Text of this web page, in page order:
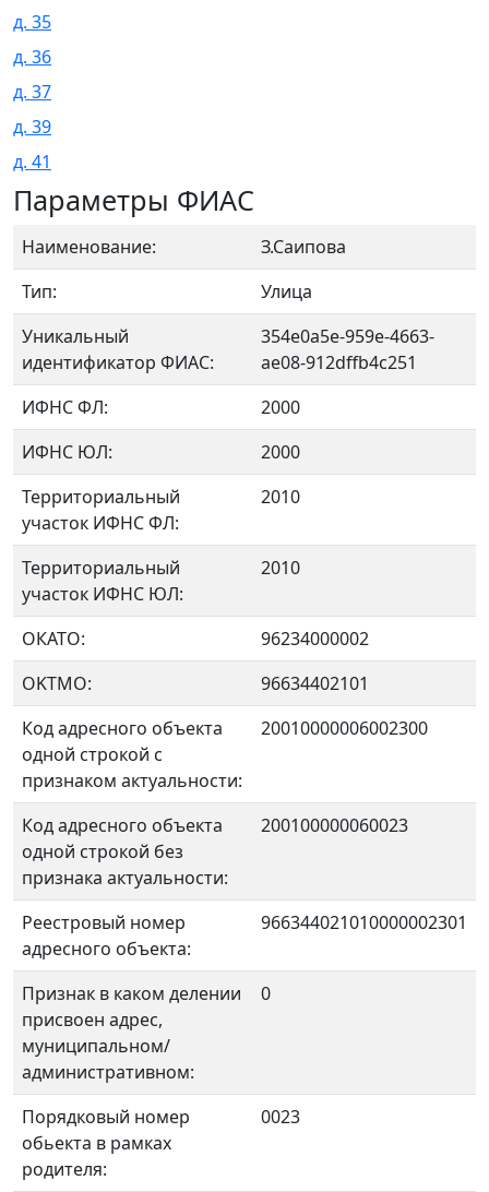
д. 35
д. 36
д. 37
д. 39
д. 41
Параметры ФИАС
Наименование:
З.Саипова
Тип:
Улица
Уникальный
идентификатор ФИАС:
354e0a5e-959e-4663-
ae08-912dffb4c251
ИФНС ФЛ:
2000
ИФНС ЮЛ:
2000
Территориальный
участок ИФНС ФЛ:
2010
Территориальный
участок ИФНС ЮЛ:
2010
ОКАТО:
96234000002
OKTMO:
96634402101
Код адресного объекта
одной строкой с
признаком актуальности:
20010000006002300
Код адресного объекта
одной строкой без
признака актуальности:
200100000060023
Реестровый номер
адресного объекта:
966344021010000002301
Признак в каком делении
присвоен адрес,
муниципальном/
административном:
0
Порядковый номер
обьекта в рамках
родителя:
0023